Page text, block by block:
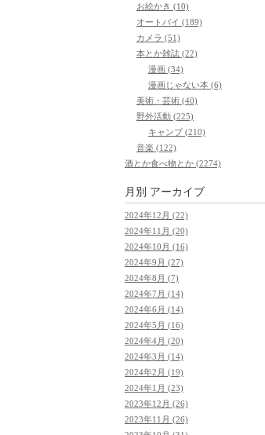
お絵かき (10)
オートバイ (189)
カメラ (51)
本とか雑誌 (22)
漫画 (34)
漫画じゃない本 (6)
美術・芸術 (40)
野外活動 (225)
キャンプ (210)
音楽 (122)
酒とか食べ物とか (2274)
月別 アーカイブ
2024年12月 (22)
2024年11月 (20)
2024年10月 (16)
2024年9月 (27)
2024年8月 (7)
2024年7月 (14)
2024年6月 (14)
2024年5月 (16)
2024年4月 (20)
2024年3月 (14)
2024年2月 (19)
2024年1月 (23)
2023年12月 (26)
2023年11月 (26)